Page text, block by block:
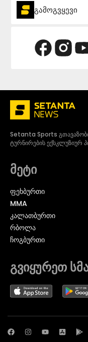
გამოგვყევი
Setanta Sports
ტურნირების ექსკლუზიურ
მეტი
ᲤᲔᲮᲑᲣᲠᲗᲘ
MMA
ᲙᲐᲚᲐᲗᲑᲣᲠᲗᲘ
ᲠᲑᲝᲚᲐ
ᲩᲝᲒᲑᲣᲠᲗᲘ
გვიყურეთ